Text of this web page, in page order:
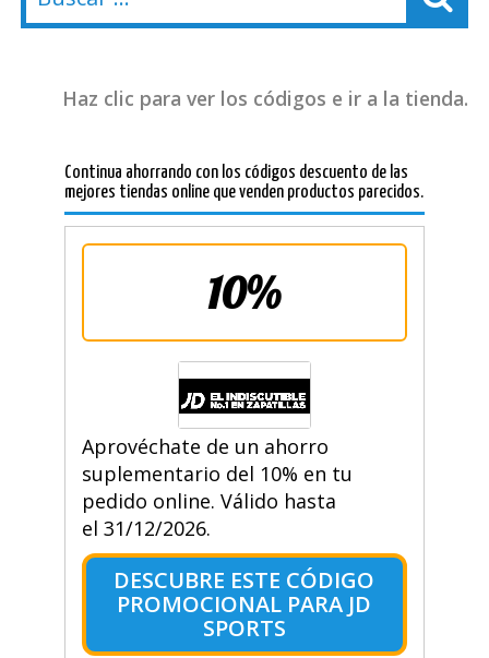
Haz clic para ver los códigos e ir a la tienda.
Continua ahorrando con los códigos descuento de las
mejores tiendas online que venden productos parecidos.
10%
Aprovéchate de un ahorro
suplementario del 10% en tu
pedido online. Válido hasta
el 31/12/2026.
DESCUBRE ESTE CÓDIGO
PROMOCIONAL PARA JD
SPORTS